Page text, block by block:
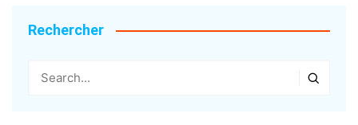
Rechercher